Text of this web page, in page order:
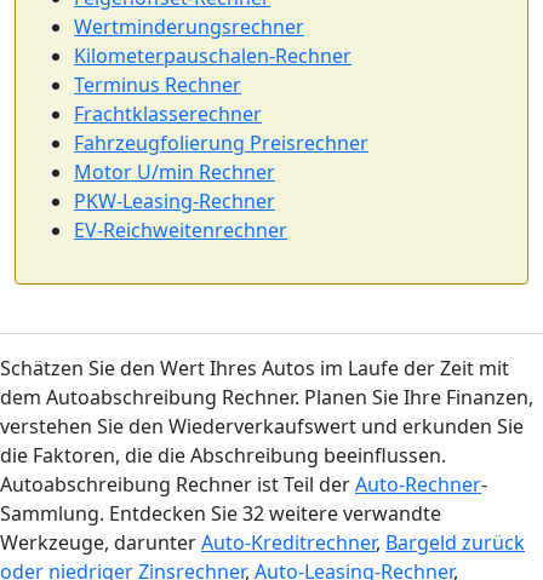
Wertminderungsrechner
Kilometerpauschalen-Rechner
Terminus Rechner
Frachtklasserechner
Fahrzeugfolierung Preisrechner
Motor U/min Rechner
PKW-Leasing-Rechner
EV-Reichweitenrechner
Schätzen Sie den Wert Ihres Autos im Laufe der Zeit mit
dem Autoabschreibung Rechner. Planen Sie Ihre Finanzen,
verstehen Sie den Wiederverkaufswert und erkunden Sie
die Faktoren, die die Abschreibung beeinflussen.
Autoabschreibung Rechner ist Teil derAuto-Rechner-
Sammlung. Entdecken Sie 32 weitere verwandte
Werkzeuge, darunterAuto-Kreditrechner, Bargeld zurück
oder niedriger Zinsrechner, Auto-Leasing-Rechner,